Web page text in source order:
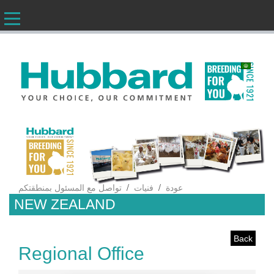
AR
عودة / فنيات / تواصل مع المسئول بمنطقتكم
NEW ZEALAND
Back
Regional Office